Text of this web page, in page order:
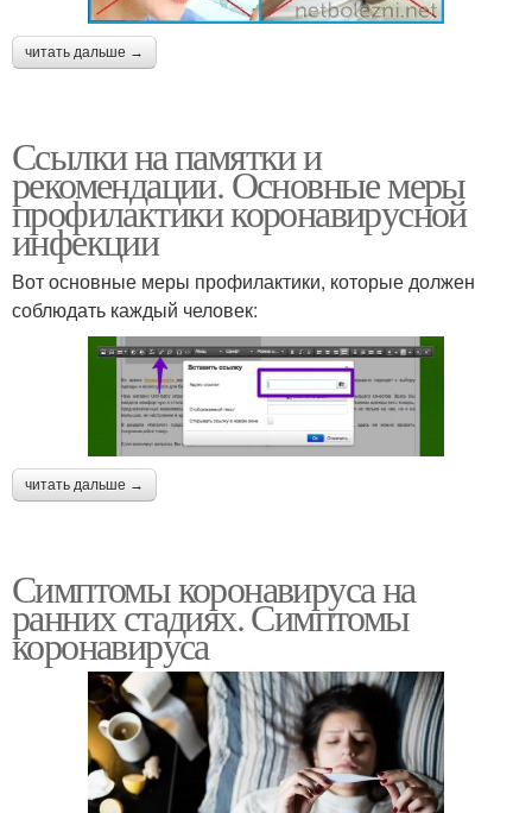
читать дальше →
Ссылки на памятки и
рекомендации. Основные меры
профилактики коронавирусной
инфекции
Вот основные меры профилактики, которые должен
соблюдать каждый человек:
читать дальше →
Симптомы коронавируса на
ранних стадиях. Симптомы
коронавируса